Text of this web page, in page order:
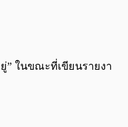
” ในขณะที่เขียนรายงา